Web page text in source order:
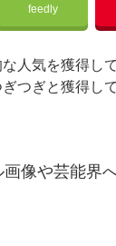
feedly
人気を獲得し
つぎと獲得し
像や芸能界